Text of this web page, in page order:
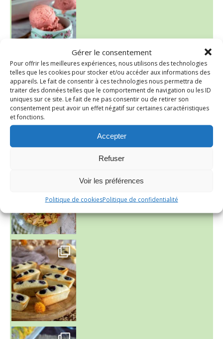
Gérer le consentement
Pour offrir les meilleures expériences, nous utilisons des technologies
telles que les cookies pour stocker et/ou accéder aux informations des
appareils. Le fait de consentir à ces technologies nous permettra de
traiter des données telles que le comportement de navigation ou les ID
uniques sur ce site. Le fait de ne pas consentir ou de retirer son
consentement peut avoir un effet négatif sur certaines caractéristiques
et fonctions.
Accepter
Refuser
Voir les préférences
Politique de cookiesPolitique de confidentialité
~ FINANCIERS MYRTILLES ET CITRON ~
Aujourd'hu